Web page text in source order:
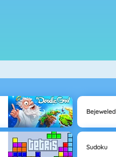
Bejeweled
Sudoku